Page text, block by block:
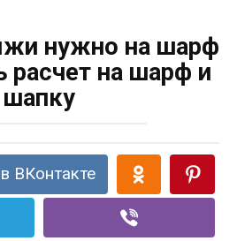
нужно на шарф
расчет на шарф и
шапку
ВКонтакте